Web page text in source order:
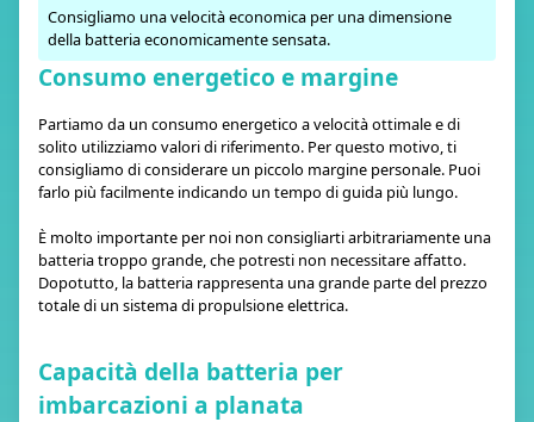
Consigliamo una velocità economica per una dimensione
della batteria economicamente sensata.
Consumo energetico e margine
Partiamo da un consumo energetico a velocità ottimale e di
solito utilizziamo valori di riferimento. Per questo motivo, ti
consigliamo di considerare un piccolo margine personale. Puoi
farlo più facilmente indicando un tempo di guida più lungo.
È molto importante per noi non consigliarti arbitrariamente una
batteria troppo grande, che potresti non necessitare affatto.
Dopotutto, la batteria rappresenta una grande parte del prezzo
totale di un sistema di propulsione elettrica.
Capacità della batteria per
imbarcazioni a planata